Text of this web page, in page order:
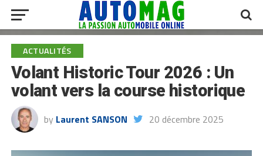
ACTUALITÉS
Volant Historic Tour 2026 : Un
volant vers la course historique
by Laurent SANSON 20 décembre 2025